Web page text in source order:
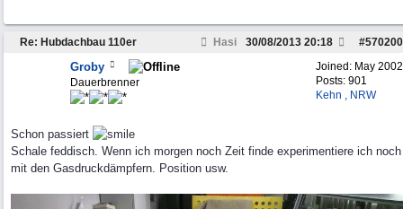
Re: Hubdachbau 110er Hasi #570200
30/08/2013 20:18
Joined: May 2002
Posts: 901
Kehn , NRW
Groby
Dauerbrenner
Schon passiert
Schale feddisch. Wenn ich morgen noch Zeit finde experimentiere ich noch
mit den Gasdruckdämpfern. Position usw.